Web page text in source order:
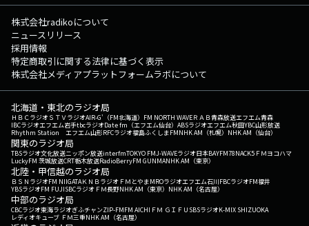
株式会社radikoについて
ニュースリリース
採用情報
特定商取引に関する法律に基づく表示
株式会社メディアプラットフォームラボについて
北海道・東北のラジオ局
ＨＢＣラジオＳＴＶラジオAIR-G'（FM北海道） FM NORTH WAVEＲＡＢ青森放送エフエム青森
IBCラジオエフエム岩手tbcラジオDate fm（エフエム仙台） ABSラジオエフエム秋田YBC山形放送
Rhythm Station エフエム山形RFCラジオ福島ふくしまFMNHK AM（札幌） NHK AM（仙台）
関東のラジオ局
TBSラジオ文化放送ニッポン放送interfmTOKYO FMJ-WAVEラジオ日本BAYFM78NACK5 ＦＭヨコハマ
LuckyFM 茨城放送CRT栃木放送RadioBerryFM GUNMANHK AM（東京）
北陸・甲信越のラジオ局
ＢＳＮラジオFM NIIGATAＫＮＢラジオ ＦＭとやまMROラジオエフエム石川FBCラジオFM福井
YBSラジオFM FUJISBCラジオ ＦＭ長野NHK AM（東京） NHK AM（名古屋）
中部のラジオ局
CBCラジオ東海ラジオぎふチャンZIP-FMFM AICHI ＦＭ ＧＩＦＵ SBSラジオK-MIX SHIZUOKA
レディオキューブ ＦＭ三重NHK AM（名古屋）